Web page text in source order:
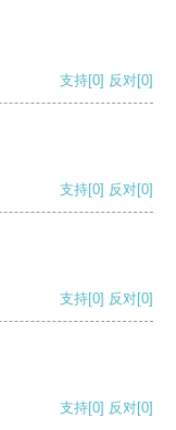
支持[0] 反对[0]
支持[0] 反对[0]
支持[0] 反对[0]
支持[0] 反对[0]